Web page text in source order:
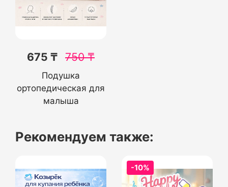
675 ₸ 750₸
Подушка
ортопедическая для
малыша
Рекомендуем также:
-10%